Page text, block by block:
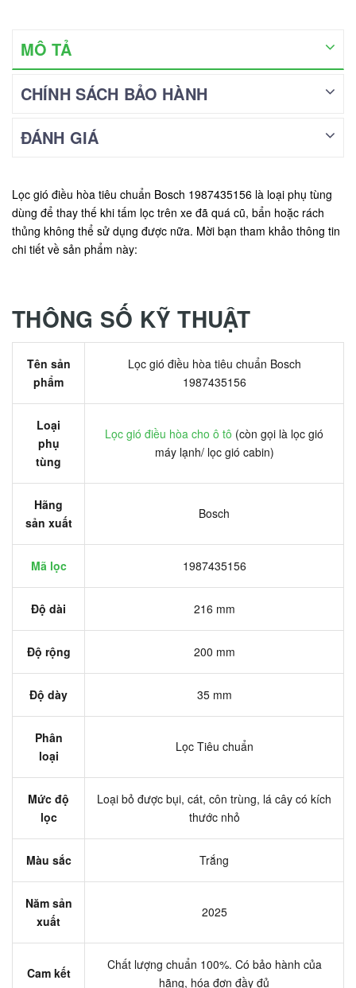
MÔ TẢ
CHÍNH SÁCH BẢO HÀNH
ĐÁNH GIÁ
Lọc gió điều hòa tiêu chuẩn Bosch 1987435156 là loại phụ tùng
dùng để thay thế khi tấm lọc trên xe đã quá cũ, bẩn hoặc rách
thủng không thể sử dụng được nữa. Mời bạn tham khảo thông tin
chi tiết về sản phẩm này:
THÔNG SỐ KỸ THUẬT
Tên sản
phẩm
Lọc gió điều hòa tiêu chuẩn Bosch
1987435156
Loại
phụ
tùng
Lọc gió điều hòa cho ô tô (còn gọi là lọc gió
máy lạnh/ lọc gió cabin)
Hãng
sản xuất
Bosch
Mã lọc 1987435156
Độ dài 216 mm
Độ rộng 200 mm
Độ dày 35 mm
Phân
loại
Lọc Tiêu chuẩn
Mức độ
lọc
Loại bỏ được bụi, cát, côn trùng, lá cây có kích
thước nhỏ
Màu sắc Trắng
Năm sản
xuất
2025
Cam kết
Chất lượng chuẩn 100%. Có bảo hành của
hãng, hóa đơn đầy đủ